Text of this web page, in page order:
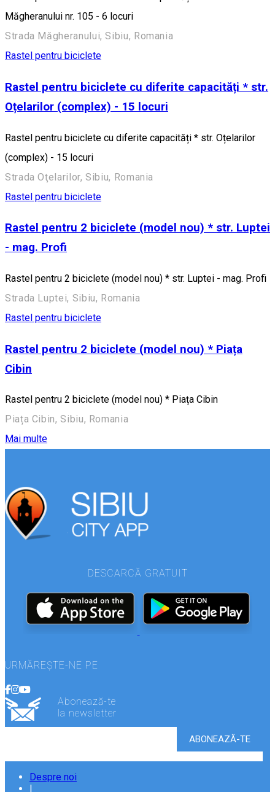
Măgheranului nr. 105 - 6 locuri
Strada Măgheranului, Sibiu, Romania
Rastel pentru biciclete
Rastel pentru biciclete cu diferite capacități * str.
Oțelarilor (complex) - 15 locuri
Rastel pentru biciclete cu diferite capacități * str. Oțelarilor
(complex) - 15 locuri
Strada Oţelarilor, Sibiu, Romania
Rastel pentru biciclete
Rastel pentru 2 biciclete (model nou) * str. Luptei
- mag. Profi
Rastel pentru 2 biciclete (model nou) * str. Luptei - mag. Profi
Strada Luptei, Sibiu, Romania
Rastel pentru biciclete
Rastel pentru 2 biciclete (model nou) * Piața
Cibin
Rastel pentru 2 biciclete (model nou) * Piața Cibin
Piața Cibin, Sibiu, Romania
Mai multe
DESCARCĂ GRATUIT
URMĂREȘTE-NE PE
Abonează-te
la newsletter
Despre noi